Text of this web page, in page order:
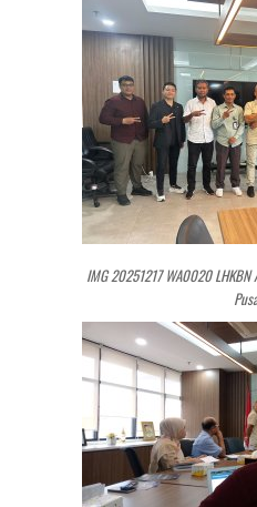
IMG 20251217 WA0020